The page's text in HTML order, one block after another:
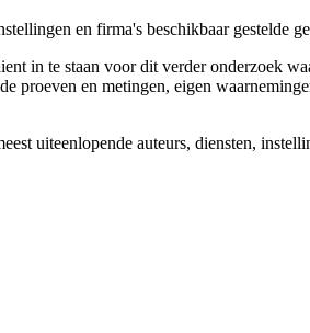
en firma's beschikbaar gestelde
in te staan voor dit verder onderzoek
en metingen, eigen
uiteenlopende auteurs, diensten,